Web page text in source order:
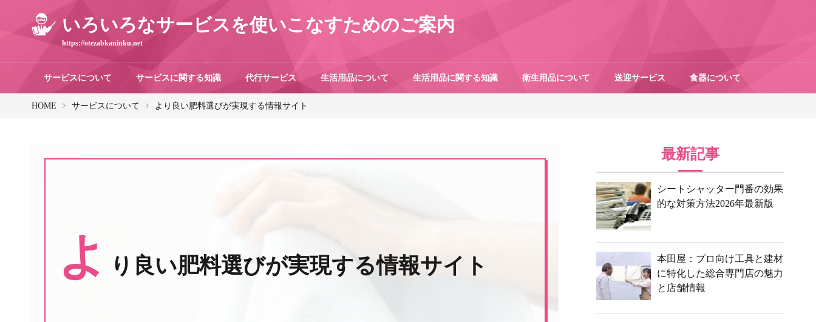
いろいろなサービスを使いこなすためのご案内
https://otezabkaninku.net
サービスについて サービスに関する知識 代行サービス 生活用品について 生活用品に関する知識 衛生用品について 送迎サービス 食器について
HOME サービスについて より良い肥料選びが実現する情報サイト
よ り良い肥料選びが実現する情報サイト
最新記事
シートシャッター門番の効果
的な対策方法2026年最新版
本田屋：プロ向け工具と建材
に特化した総合専門店の魅力
と店舗情報